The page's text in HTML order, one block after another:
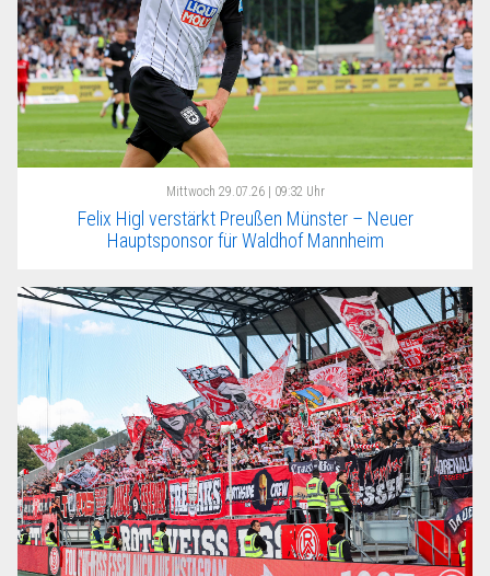
Mittwoch 29.07.26 | 09:32 Uhr
Felix Higl verstärkt Preußen Münster – Neuer
Hauptsponsor für Waldhof Mannheim